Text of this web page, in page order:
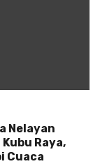
Nelayan
Raya,
Cuaca